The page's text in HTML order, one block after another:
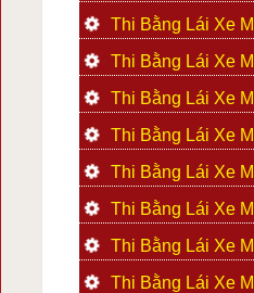
Thi Bằng Lái Xe
Thi Bằng Lái Xe
Thi Bằng Lái Xe
Thi Bằng Lái Xe
Thi Bằng Lái Xe
Thi Bằng Lái Xe
Thi Bằng Lái Xe
Thi Bằng Lái Xe